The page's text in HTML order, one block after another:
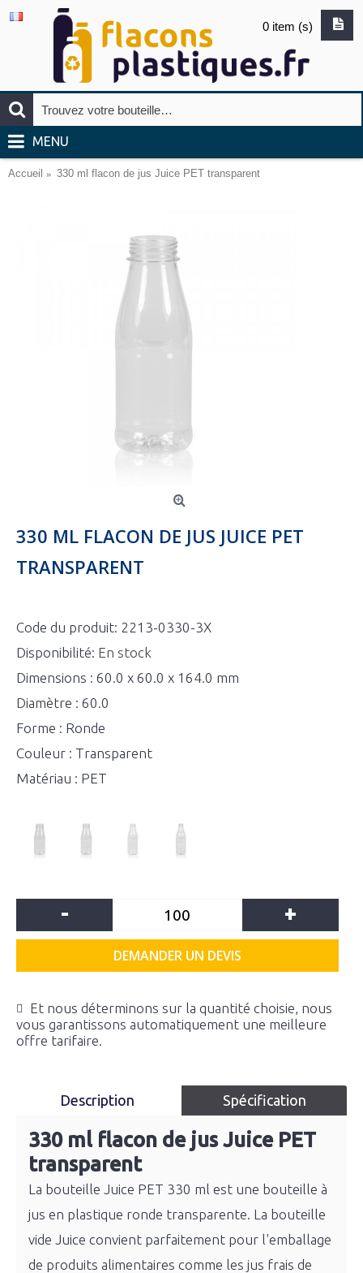
0 item (s)
MENU
Accueil 330 ml flacon de jus Juice PET transparent
330 ML FLACON DE JUS JUICE PET
TRANSPARENT
Code du produit: 2213-0330-3X
Disponibilité: En stock
Dimensions : 60.0 x 60.0 x 164.0 mm
Diamètre : 60.0
Forme : Ronde
Couleur : Transparent
Matériau : PET
- +
DEMANDER UN DEVIS
Et nous déterminons sur la quantité choisie, nous
vous garantissons automatiquement une meilleure
offre tarifaire.
Description Spécification
330 ml flacon de jus Juice PET
transparent
La bouteille Juice PET 330 ml est une bouteille à
jus en plastique ronde transparente. La bouteille
vide Juice convient parfaitement pour l'emballage
de produits alimentaires comme les jus frais de